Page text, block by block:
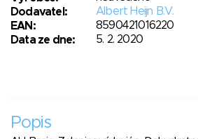
Dodavatel:
Albert Heijn B.V.
EAN:
8590421016220
Data ze dne:
5. 2. 2020
Popis